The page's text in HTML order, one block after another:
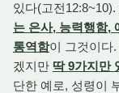
있다(고전12:8~10).
는 은사, 능력행함,
통역함이 그것이다
겠지만 딱 9가지만
단한 예로, 성령이